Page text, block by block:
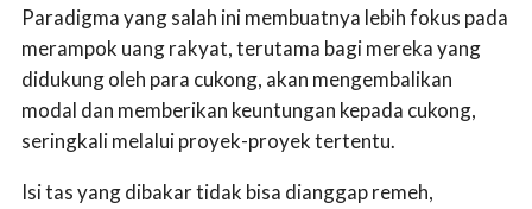
Paradigma yang salah ini membuatnya lebih fokus pada
merampok uang rakyat, terutama bagi mereka yang
didukung oleh para cukong, akan mengembalikan
modal dan memberikan keuntungan kepada cukong,
seringkali melalui proyek-proyek tertentu.
Isi tas yang dibakar tidak bisa dianggap remeh,